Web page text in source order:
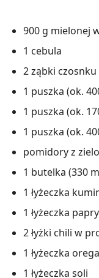
900 g mielonej
1 cebula
2 ząbki czosnku
1 puszka (ok.
1 puszka (ok.
1 puszka (ok.
pomidory z
1 butelka (330
1 łyżeczka
1 łyżeczka
2 łyżki chili w
1 łyżeczka
1 łyżeczka soli